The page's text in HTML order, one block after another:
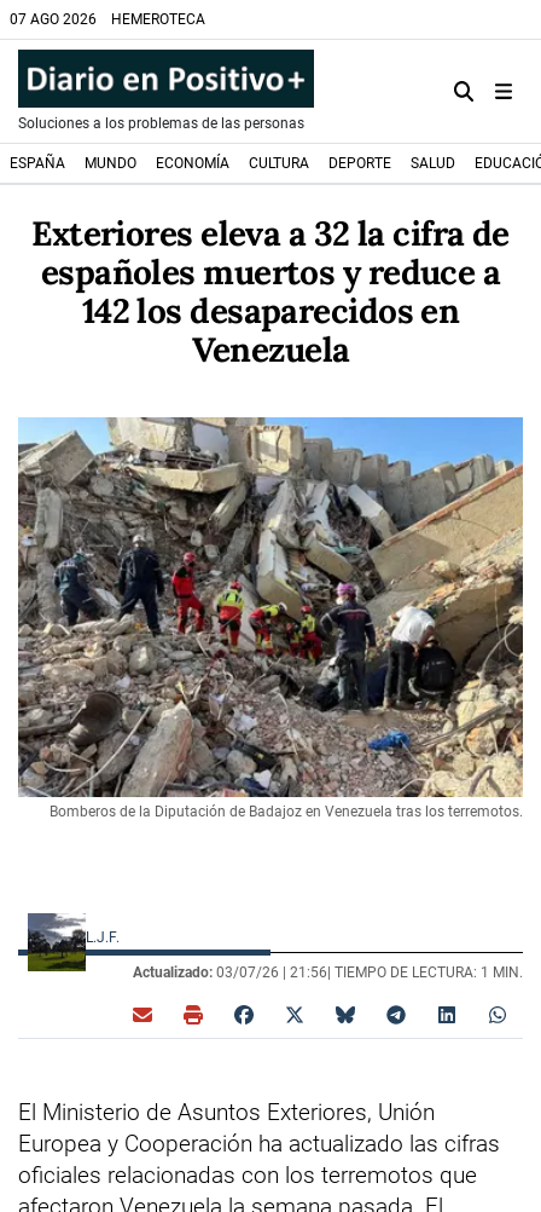
07 AGO 2026 HEMEROTECA
Soluciones a los problemas de las personas
ESPAÑA MUNDO ECONOMÍA CULTURA DEPORTE SALUD
Exteriores eleva a 32 la cifra de
españoles muertos y reduce a
142 los desaparecidos en
Venezuela
Bomberos de la Diputación de Badajoz en Venezuela tras los terremotos.
L.J.F.
Actualizado: 03/07/26 | 21:56| TIEMPO DE LECTURA: 1 MIN.
El Ministerio de Asuntos Exteriores, Unión
Europea y Cooperación ha actualizado las cifras
oficiales relacionadas con los terremotos que
afectaron Venezuela la semana pasada. El